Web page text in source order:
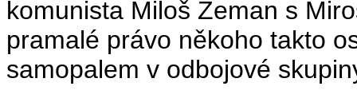
komunista Miloš Zeman s
pramalé právo někoho takto
samopalem v odbojové